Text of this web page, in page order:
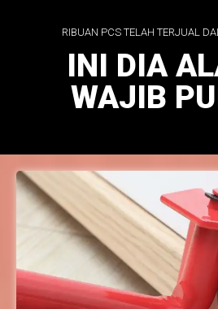
RIBUAN PCS TELAH TERJUAL
INI DIA
WAJIB